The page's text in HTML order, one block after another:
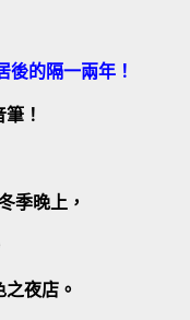
後的隔一兩年！
！
季晚上，
夜店。